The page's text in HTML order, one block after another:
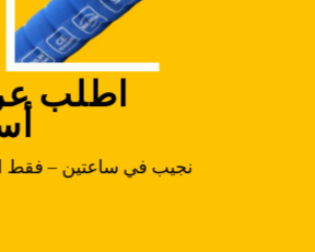
اطلب
نجيب في ساعتين – فقط